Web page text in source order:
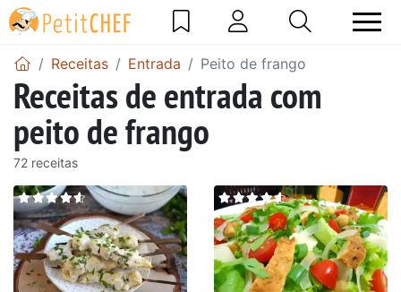
Receitas Entrada Peito de frango
Receitas de entrada com
peito de frango
72 receitas